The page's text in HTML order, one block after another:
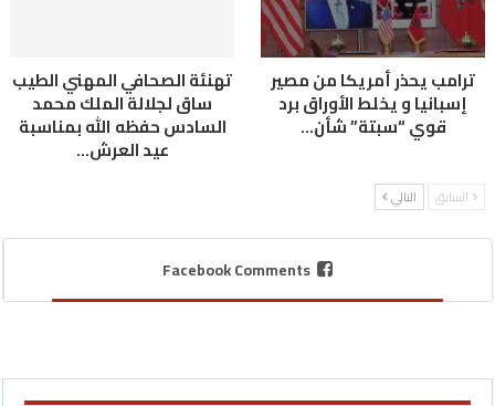
ترامب يحذر أمريكا من مصير
إسبانيا و يخلط الأوراق برد
قوي “سبتة” شأن…
تهنئة الصحافي المهني الطيب
ساق لجلالة الملك محمد
السادس حفظه الله بمناسبة
عيد العرش…
السابق التالي
Facebook Comments